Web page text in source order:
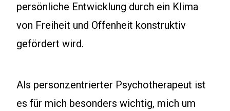
persönliche Entwicklung durch ein Klima
von Freiheit und Offenheit konstruktiv
gefördert wird.
Als personzentrierter Psychotherapeut ist
es für mich besonders wichtig, mich um